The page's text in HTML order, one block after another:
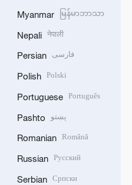
Myanmar မြန်မာဘာသာ
Nepali नेपाली
Persian فارسی
Polish Polski
Portuguese Português
Pashto پښتو
Romanian Română
Russian Русский
Serbian Српски